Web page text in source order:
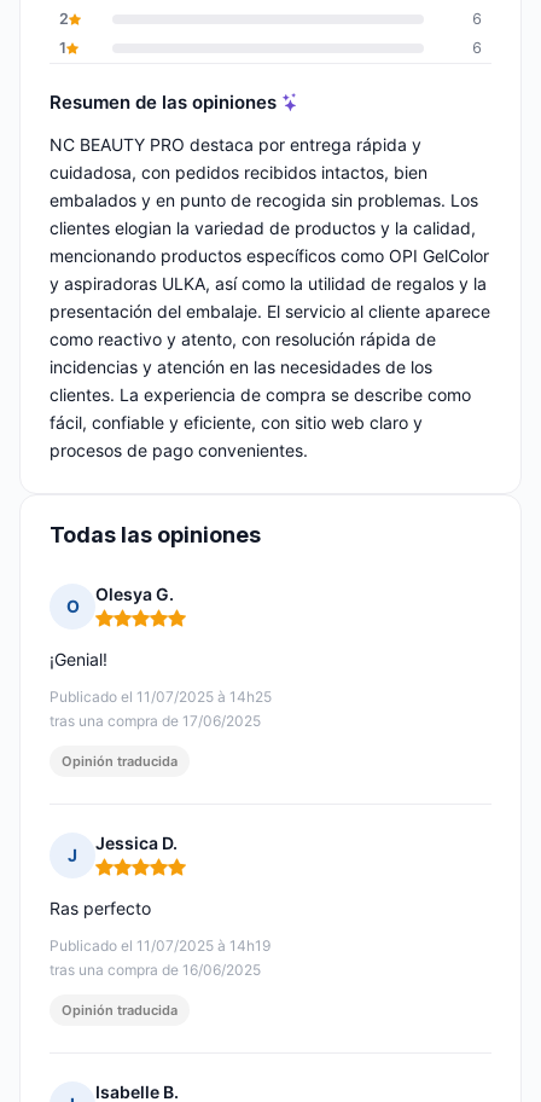
2
6
1
6
Resumen de las opiniones
NC BEAUTY PRO destaca por entrega rápida y
cuidadosa, con pedidos recibidos intactos, bien
embalados y en punto de recogida sin problemas. Los
clientes elogian la variedad de productos y la calidad,
mencionando productos específicos como OPI GelColor
y aspiradoras ULKA, así como la utilidad de regalos y la
presentación del embalaje. El servicio al cliente aparece
como reactivo y atento, con resolución rápida de
incidencias y atención en las necesidades de los
clientes. La experiencia de compra se describe como
fácil, confiable y eficiente, con sitio web claro y
procesos de pago convenientes.
Todas las opiniones
O
Olesya G.
Nota: 5 de 5
Publicado el 11/07/2025 à 14h25
tras una compra de 17/06/2025
¡Genial!
Opinión traducida
J
Jessica D.
Nota: 5 de 5
Publicado el 11/07/2025 à 14h19
tras una compra de 16/06/2025
Ras perfecto
Opinión traducida
Isabelle B.